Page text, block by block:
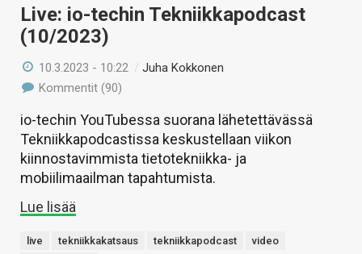
Live: io-techin Tekniikkapodcast
(10/2023)
10.3.2023 - 10:22 /Juha Kokkonen
Kommentit (90)
io-techin YouTubessa suorana lähetettävässä
Tekniikkapodcastissa keskustellaan viikon
kiinnostavimmista tietotekniikka- ja
mobiilimaailman tapahtumista.
Lue lisää
live tekniikkakatsaus tekniikkapodcast
video